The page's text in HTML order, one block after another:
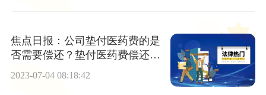
焦点日报：公司垫付医药费的是
否需要偿还？垫付医药费偿还相
关法律规定是什么？
2023-07-04 08:18:42